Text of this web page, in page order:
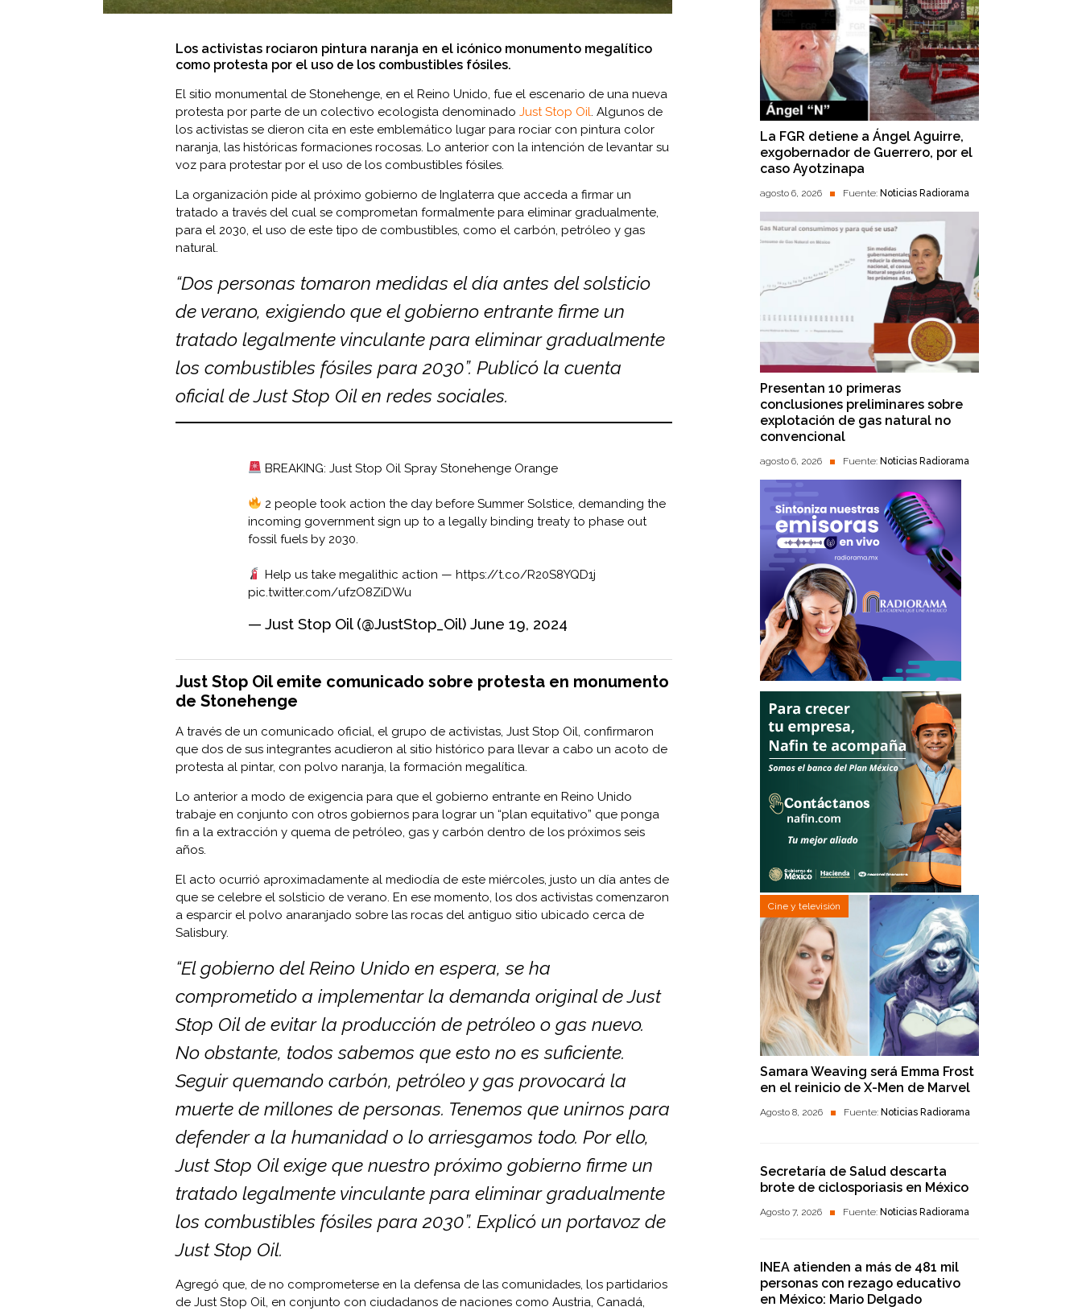
Los activistas rociaron pintura naranja en el icónico monumento megalítico
como protesta por el uso de los combustibles fósiles.
El sitio monumental de Stonehenge, en el Reino Unido, fue el escenario de una nueva
protesta por parte de un colectivo ecologista denominado Just Stop Oil. Algunos de
los activistas se dieron cita en este emblemático lugar para rociar con pintura color
naranja, las históricas formaciones rocosas. Lo anterior con la intención de levantar su
voz para protestar por el uso de los combustibles fósiles.
La organización pide al próximo gobierno de Inglaterra que acceda a firmar un
tratado a través del cual se comprometan formalmente para eliminar gradualmente,
para el 2030, el uso de este tipo de combustibles, como el carbón, petróleo y gas
natural.
“Dos personas tomaron medidas el día antes del solsticio
de verano, exigiendo que el gobierno entrante firme un
tratado legalmente vinculante para eliminar gradualmente
los combustibles fósiles para 2030”. Publicó la cuenta
oficial de Just Stop Oil en redes sociales.
BREAKING: Just Stop Oil Spray Stonehenge Orange
2 people took action the day before Summer Solstice, demanding the
incoming government sign up to a legally binding treaty to phase out
fossil fuels by 2030.
Help us take megalithic action —https://t.co/R20S8YQD1j
pic.twitter.com/ufzO8ZiDWu
— Just Stop Oil (@JustStop_Oil) June 19, 2024
Just Stop Oil emite comunicado sobre protesta en monumento
de Stonehenge
A través de un comunicado oficial, el grupo de activistas, Just Stop Oil, confirmaron
que dos de sus integrantes acudieron al sitio histórico para llevar a cabo un acoto de
protesta al pintar, con polvo naranja, la formación megalítica.
Lo anterior a modo de exigencia para que el gobierno entrante en Reino Unido
trabaje en conjunto con otros gobiernos para lograr un “plan equitativo” que ponga
fin a la extracción y quema de petróleo, gas y carbón dentro de los próximos seis
años.
El acto ocurrió aproximadamente al mediodía de este miércoles, justo un día antes de
que se celebre el solsticio de verano. En ese momento, los dos activistas comenzaron
a esparcir el polvo anaranjado sobre las rocas del antiguo sitio ubicado cerca de
Salisbury.
“El gobierno del Reino Unido en espera, se ha
comprometido a implementar la demanda original de Just
Stop Oil de evitar la producción de petróleo o gas nuevo.
No obstante, todos sabemos que esto no es suficiente.
Seguir quemando carbón, petróleo y gas provocará la
muerte de millones de personas. Tenemos que unirnos para
defender a la humanidad o lo arriesgamos todo. Por ello,
Just Stop Oil exige que nuestro próximo gobierno firme un
tratado legalmente vinculante para eliminar gradualmente
los combustibles fósiles para 2030”. Explicó un portavoz de
Just Stop Oil.
Agregó que, de no comprometerse en la defensa de las comunidades, los partidarios
de Just Stop Oil, en conjunto con ciudadanos de naciones como Austria, Canadá,
La FGR detiene a Ángel Aguirre,
exgobernador de Guerrero, por el
caso Ayotzinapa
agosto 6, 2026 Fuente: Noticias Radiorama
Presentan 10 primeras
conclusiones preliminares sobre
explotación de gas natural no
convencional
agosto 6, 2026 Fuente: Noticias Radiorama
Cine y televisión
Samara Weaving será Emma Frost
en el reinicio de X-Men de Marvel
Agosto 8, 2026 Fuente: Noticias Radiorama
Secretaría de Salud descarta
brote de ciclosporiasis en México
Agosto 7, 2026 Fuente: Noticias Radiorama
INEA atienden a más de 481 mil
personas con rezago educativo
en México: Mario Delgado